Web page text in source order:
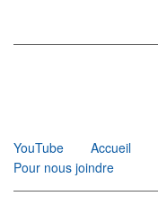
YouTube
Accueil
Pour nous joindre